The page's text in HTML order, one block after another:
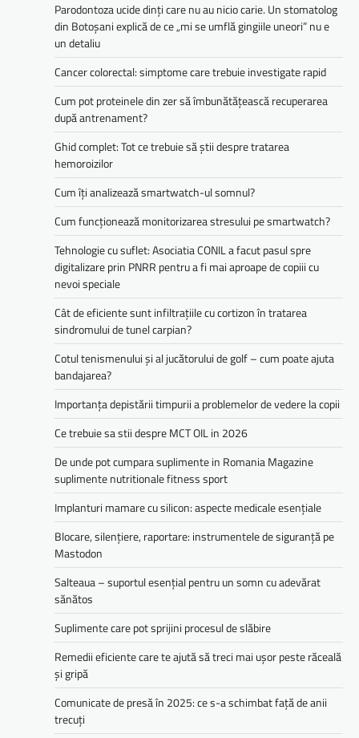
Parodontoza ucide dinți care nu au nicio carie. Un stomatolog
din Botoșani explică de ce „mi se umflă gingiile uneori” nu e
un detaliu
Cancer colorectal: simptome care trebuie investigate rapid
Cum pot proteinele din zer să îmbunătățească recuperarea
după antrenament?
Ghid complet: Tot ce trebuie să știi despre tratarea
hemoroizilor
Cum îți analizează smartwatch-ul somnul?
Cum funcționează monitorizarea stresului pe smartwatch?
Tehnologie cu suflet: Asociatia CONIL a facut pasul spre
digitalizare prin PNRR pentru a fi mai aproape de copiii cu
nevoi speciale
Cât de eficiente sunt infiltrațiile cu cortizon în tratarea
sindromului de tunel carpian?
Cotul tenismenului și al jucătorului de golf – cum poate ajuta
bandajarea?
Importanța depistării timpurii a problemelor de vedere la copii
Ce trebuie sa stii despre MCT OIL in 2026
De unde pot cumpara suplimente in Romania Magazine
suplimente nutritionale fitness sport
Implanturi mamare cu silicon: aspecte medicale esențiale
Blocare, silențiere, raportare: instrumentele de siguranță pe
Mastodon
Salteaua – suportul esențial pentru un somn cu adevărat
sănătos
Suplimente care pot sprijini procesul de slăbire
Remedii eficiente care te ajută să treci mai ușor peste răceală
și gripă
Comunicate de presă în 2025: ce s-a schimbat față de anii
trecuți